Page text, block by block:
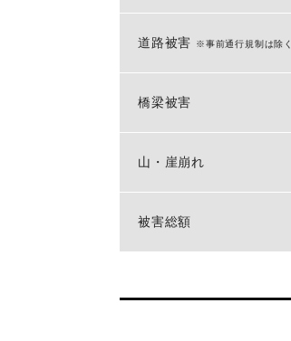
道路被害 ※事前通行規制は除く
橋梁被害
山・崖崩れ
被害総額